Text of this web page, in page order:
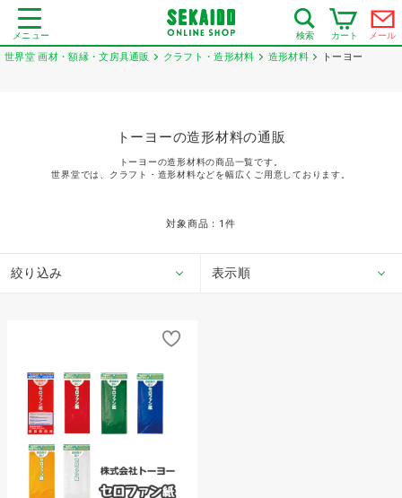
メニュー 検索 カート メール
世界堂 画材・額縁・文房具通販 クラフト・造形材料 造形材料 トーヨー
トーヨーの造形材料の通販
トーヨーの造形材料の商品一覧です。
世界堂では、クラフト・造形材料などを幅広くご用意しております。
対象商品： 1 件
絞り込み 表示順